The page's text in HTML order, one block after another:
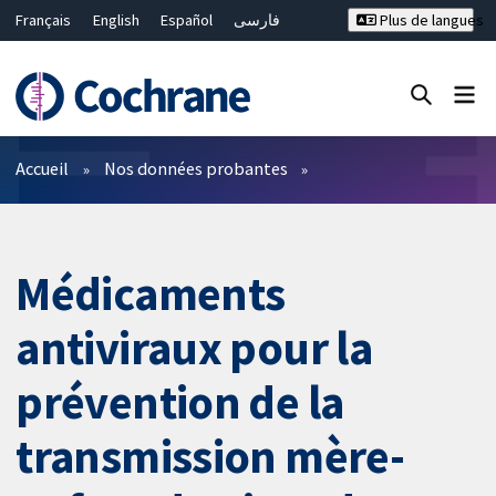
Français English Español
فارسی
Bahasa Malaysia
ไทย
繁體中文
简体中文
Plus de langues
Filtres
Accueil Nos données probantes
Médicaments
antiviraux pour la
prévention de la
transmission mère-